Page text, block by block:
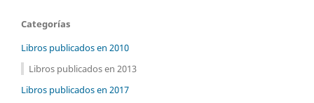
Categorías
Libros publicados en 2010
Libros publicados en 2013
Libros publicados en 2017